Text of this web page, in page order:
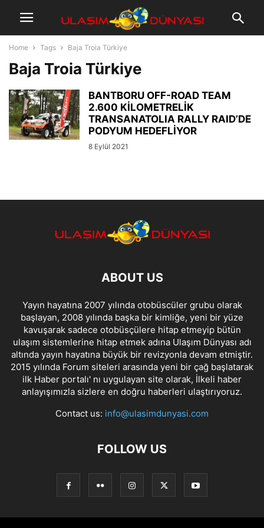
Home Tags Baja Troia Türkiye
Baja Troia Türkiye
BANTBORU OFF-ROAD TEAM
2.600 KİLOMETRELİK
TRANSANATOLIA RALLY RAID’DE
PODYUM HEDEFLİYOR
8 Eylül 2021
ABOUT US
Yayın hayatına 2007 yılında otobüscüler grubu olarak
başlayan, 2008 yılında başka bir kimliğe, yeni bir yüze
kavuşarak sadece otobüsçülere hitap etmeyip bütün
ulaşım sistemlerine hitap etmek adına Ulaşım Dünyası adı
altında yayın hayatına büyük bir revizyonla devam etmiştir.
2015 yılında Forum siteleri arasında yeni bir çağ başlatarak
ilk Haber portalı' nı uygulayan site olarak, İlkeli haber
anlayışımızla sizlere en doğru haberleri ulaştırıyoruz.
Contact us: info@ulasimdunyasi.com
FOLLOW US